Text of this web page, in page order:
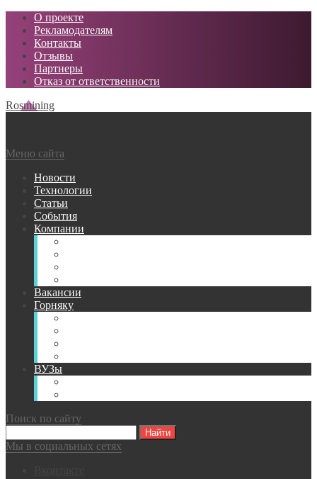
О проекте
Рекламодателям
Контакты
Отзывы
Партнеры
Отказ от ответственности
Rosmining
Меню сайта
Новости
Технологии
Статьи
События
Компании
Вакансии
Горняку
ВУЗы
Поиск по сайту
Мы в социальных сетях